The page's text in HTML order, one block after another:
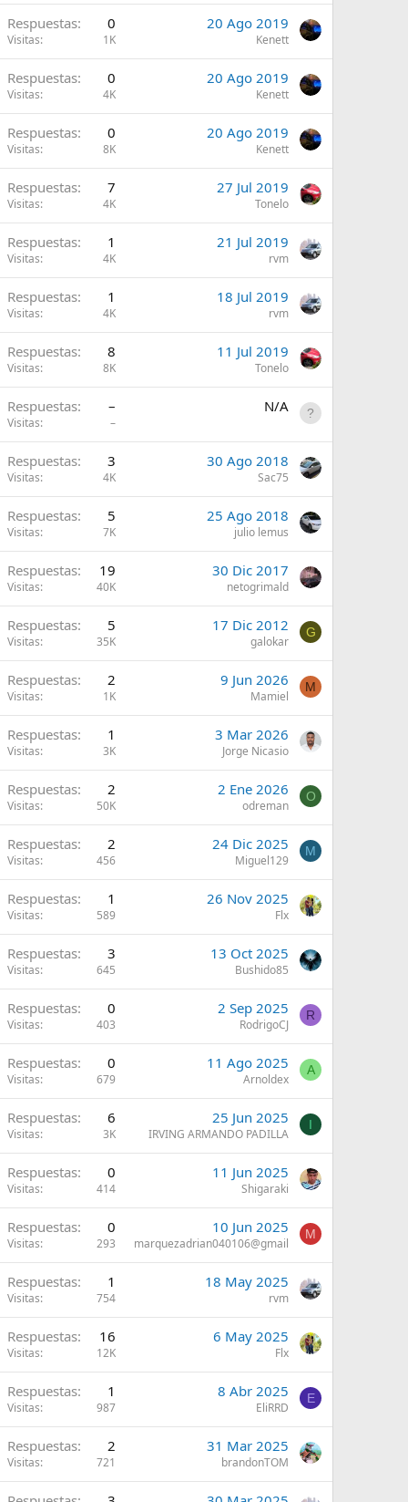
Respuestas 0
Visitas 1K
20 Ago 2019
Kenett
Respuestas 0
Visitas 4K
20 Ago 2019
Kenett
Respuestas 0
Visitas 8K
20 Ago 2019
Kenett
Respuestas 7
Visitas 4K
27 Jul 2019
Tonelo
Respuestas 1
Visitas 4K
21 Jul 2019
rvm
Respuestas 1
Visitas 4K
18 Jul 2019
rvm
Respuestas 8
Visitas 8K
11 Jul 2019
Tonelo
Respuestas –
Visitas –
N/A
Respuestas 3
Visitas 4K
30 Ago 2018
Sac75
Respuestas 5
Visitas 7K
25 Ago 2018
julio lemus
Respuestas 19
Visitas 40K
30 Dic 2017
netogrimald
Respuestas 5
Visitas 35K
17 Dic 2012
galokar
G
Respuestas 2
Visitas 1K
9 Jun 2026
Mamiel
M
Respuestas 1
Visitas 3K
3 Mar 2026
Jorge Nicasio
Respuestas 2
Visitas 50K
2 Ene 2026
odreman
O
Respuestas 2
Visitas 456
24 Dic 2025
Miguel129
M
Respuestas 1
Visitas 589
26 Nov 2025
Flx
Respuestas 3
Visitas 645
13 Oct 2025
Bushido85
Respuestas 0
Visitas 403
2 Sep 2025
RodrigoCJ
R
Respuestas 0
Visitas 679
11 Ago 2025
Arnoldex
A
Respuestas 6
Visitas 3K
25 Jun 2025
IRVING ARMANDO PADILLA
I
Respuestas 0
Visitas 414
11 Jun 2025
Shigaraki
Respuestas 0
Visitas 293
10 Jun 2025
marquezadrian040106@gmail
M
Respuestas 1
Visitas 754
18 May 2025
rvm
Respuestas 16
Visitas 12K
6 May 2025
Flx
Respuestas 1
Visitas 987
8 Abr 2025
EliRRD
E
Respuestas 2
Visitas 721
31 Mar 2025
brandonTOM